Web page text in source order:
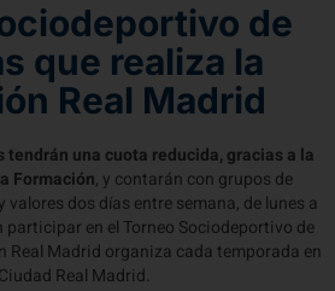
de
que realiza la
Real Madrid
tendrán una cuota reducida, gracias a la
Formación, y contarán con grupos de
dos días entre semana, de lunes a
participar en el Torneo Sociodeportivo de
Real Madrid organiza cada temporada en
Real Madrid.